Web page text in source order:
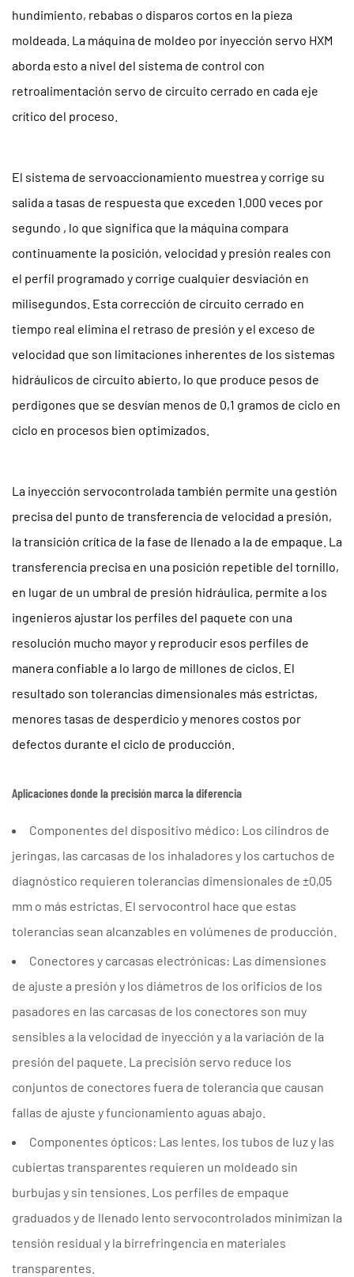
predictivo
de
Control
Avanzado
de
Procesos
8
Credenciales
y
alineación
de
sostenibilidad
9
MAQUINARIA
Preguntas
frecuentes
hundimiento, rebabas o disparos cortos en la pieza
moldeada. La máquina de moldeo por inyección servo HXM
aborda esto a nivel del sistema de control con
retroalimentación servo de circuito cerrado en cada eje
crítico del proceso.
El sistema de servoaccionamiento muestrea y corrige su
salida a tasas de respuesta que exceden 1.000 veces por
segundo , lo que significa que la máquina compara
continuamente la posición, velocidad y presión reales con
el perfil programado y corrige cualquier desviación en
milisegundos. Esta corrección de circuito cerrado en
tiempo real elimina el retraso de presión y el exceso de
velocidad que son limitaciones inherentes de los sistemas
hidráulicos de circuito abierto, lo que produce pesos de
perdigones que se desvían menos de 0,1 gramos de ciclo en
ciclo en procesos bien optimizados.
La inyección servocontrolada también permite una gestión
precisa del punto de transferencia de velocidad a presión,
la transición crítica de la fase de llenado a la de empaque. La
transferencia precisa en una posición repetible del tornillo,
en lugar de un umbral de presión hidráulica, permite a los
ingenieros ajustar los perfiles del paquete con una
resolución mucho mayor y reproducir esos perfiles de
manera confiable a lo largo de millones de ciclos. El
resultado son tolerancias dimensionales más estrictas,
menores tasas de desperdicio y menores costos por
defectos durante el ciclo de producción.
Aplicaciones donde la precisión marca la diferencia
Componentes del dispositivo médico: Los cilindros de
jeringas, las carcasas de los inhaladores y los cartuchos de
diagnóstico requieren tolerancias dimensionales de ±0,05
mm o más estrictas. El servocontrol hace que estas
tolerancias sean alcanzables en volúmenes de producción.
Conectores y carcasas electrónicas: Las dimensiones
de ajuste a presión y los diámetros de los orificios de los
pasadores en las carcasas de los conectores son muy
sensibles a la velocidad de inyección y a la variación de la
presión del paquete. La precisión servo reduce los
conjuntos de conectores fuera de tolerancia que causan
fallas de ajuste y funcionamiento aguas abajo.
Componentes ópticos: Las lentes, los tubos de luz y las
cubiertas transparentes requieren un moldeado sin
burbujas y sin tensiones. Los perfiles de empaque
graduados y de llenado lento servocontrolados minimizan la
tensión residual y la birrefringencia en materiales
transparentes.